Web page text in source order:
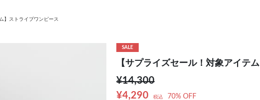
】ストライプワンピース
SALE
【サプライズセール！対象アイテ
¥14,300
¥4,290
税込 70% OFF